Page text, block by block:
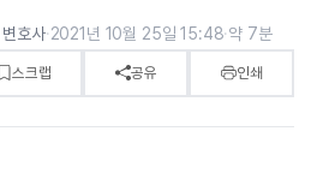
호사·2021년 10월 25일 15:48·약 7분
스크랩 공유 인쇄